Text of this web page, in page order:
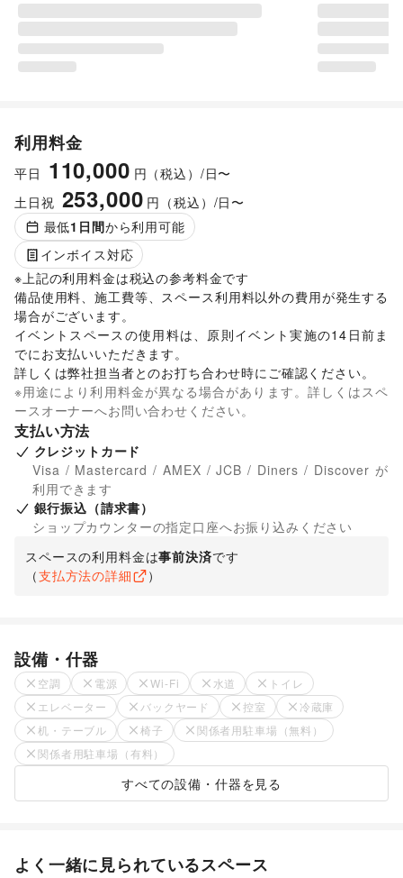
利用料金
平日 110,000 円（税込）/日〜
土日祝 253,000 円（税込）/日〜
最低1 日間から利用可能
インボイス対応
※上記の利用料金は税込の参考料金です
備品使用料、施工費等、スペース利用料以外の費用が発生する
場合がございます。
イベントスペースの使用料は、原則イベント実施の14日前ま
でにお支払いいただきます。
詳しくは弊社担当者とのお打ち合わせ時にご確認ください。
※用途により利用料金が異なる場合があります。詳しくはスペ
ースオーナーへお問い合わせください。
支払い方法
クレジットカード
Visa / Mastercard / AMEX / JCB / Diners / Discover が
利用できます
銀行振込（請求書）
ショップカウンターの指定口座へお振り込みください
スペースの利用料金は事前決済です
（支払方法の詳細 ）
設備・什器
空調 電源 Wi-Fi 水道
トイレ
エレベーター
バックヤード 控室
冷蔵庫
机・テーブル
椅子
関係者用駐車場（無料）
関係者用駐車場（有料）
すべての設備・什器を見る
よく一緒に見られているスペース